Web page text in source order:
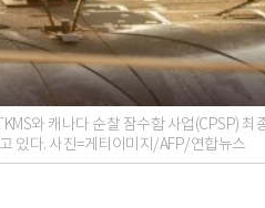
와 캐나다 순찰 잠수함 사업(CPSP) 최
있다. 사진=게티이미지/AFP/연합뉴스